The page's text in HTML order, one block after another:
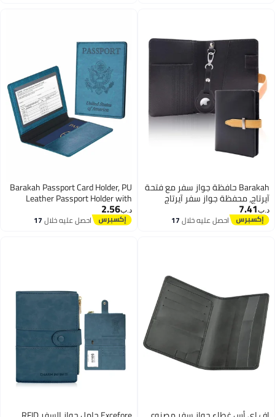
Barakah حافظة جواز سفر مع فتحة
آيرتاج، محفظة جواز سفر آيرتاج
للرجال، حافظة جواز سفر جلدية
رفيعة متعددة الأغراض مع حماية
د.ب‏7.41
احصل عليه خلال17
Barakah Passport Card Holder, PU
Leather Passport Holder with
Vaccine Card Slot, Waterproof,
Passport Cover Case Protector
د.ب‏2.56
احصل عليه خلال17